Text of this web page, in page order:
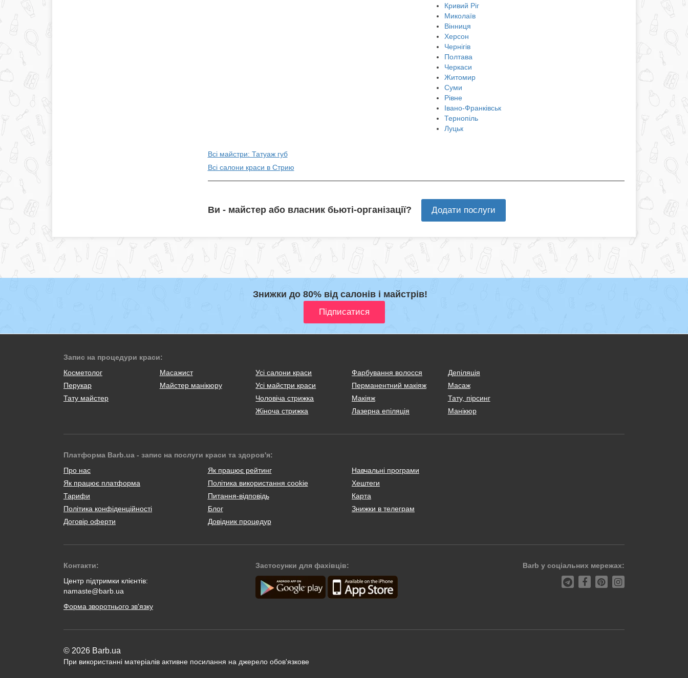
Кривий Ріг
Миколаїв
Вінниця
Херсон
Чернігів
Полтава
Черкаси
Житомир
Суми
Рівне
Івано-Франківськ
Тернопіль
Луцьк
Всі майстри: Татуаж губ
Всі салони краси в Стрию
Ви - майстер або власник бьюті-організації? Додати послуги
Знижки до 80% від салонів і майстрів!
Запис на процедури краси:
Косметолог
Масажист
Перукар
Майстер манікюру
Тату майстер
Усі салони краси
Усі майстри краси
Чоловіча стрижка
Жіноча стрижка
Фарбування волосся
Перманентний макіяж
Макіяж
Лазерна епіляція
Депіляція
Масаж
Тату, пірсинг
Манікюр
Платформа Barb.ua - запис на послуги краси та здоров'я:
Про нас
Як працює платформа
Тарифи
Політика конфіденційності
Договір оферти
Як працює рейтинг
Політика використання cookie
Питання-відповідь
Блог
Довідник процедур
Навчальні програми
Хештеги
Карта
Знижки в телеграм
Контакти:
Центр підтримки клієнтів:
namaste@barb.ua
Форма зворотнього зв'язку
Застосунки для фахівців: Barb у соціальних мережах:
© 2026 Barb.ua
При використанні матеріалів активне посилання на джерело обов'язкове